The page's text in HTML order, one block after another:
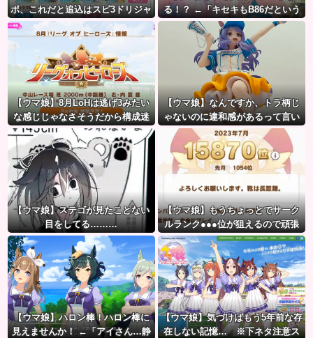
ポ、これだと追込はスピ3ドリジャ
とあんまり変わらないのでは？
る！？ ←「キセキもB86だという
のにな…」
【ウマ娘】8月LoHは逃げ3みたい
な感じじゃなさそうだから構成迷
うよね。
【ウマ娘】なんですか、トラ柄じ
ゃないのに違和感があるって言い
たいんですか？
【ウマ娘】ステゴが見たことない
目をしてる………
【ウマ娘】もうちょっとでサーク
ルランク●●●位が狙えるので頑張
りましょう。← これ
【ウマ娘】ハロン棒！ハロン棒に
見えませんか！ ←「アイさん…静
【ウマ娘】気づけばもう5年前な存
在しない記憶… ※下ネタ注意ス